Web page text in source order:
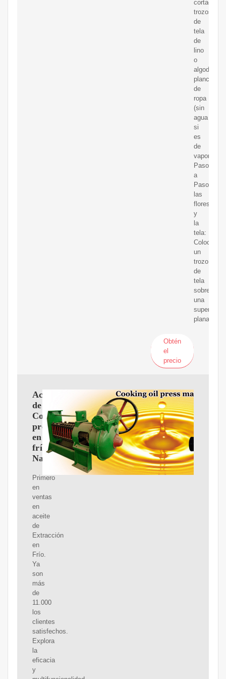
trozos
de
tela
de
lino
o
plancha
de
ropa
(sin
agua
si
es
de
Paso
a
las
flores
y
la
tela:
Coloca
un
trozo
de
tela
sobre
una
superficie
plana.
Obtén
el
precio
Aceite
de
Coco
prensado
en
frío
NaturaleBio
Primero
en
ventas
en
aceite
de
Extracción
en
Frío.
Ya
son
más
de
11.000
los
clientes
satisfechos.
Explora
la
eficacia
y